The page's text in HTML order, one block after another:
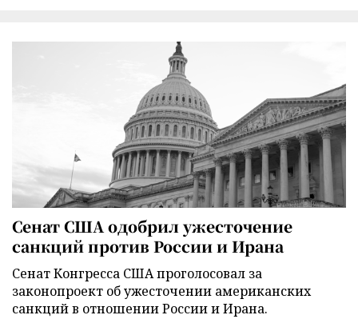
Сенат США одобрил ужесточение
санкций против России и Ирана
Сенат Конгресса США проголосовал за
законопроект об ужесточении американских
санкций в отношении России и Ирана.